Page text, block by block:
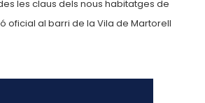
les claus dels nous habitatges de
oficial al barri de la Vila de Martorell